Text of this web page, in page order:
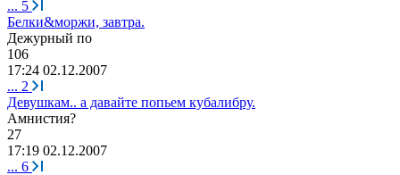
... 5
Белки&моржи, завтра.
Дежурный по
106
17:24 02.12.2007
... 2
Девушкам.. а давайте попьем кубалибру.
Амнистия?
27
17:19 02.12.2007
... 6